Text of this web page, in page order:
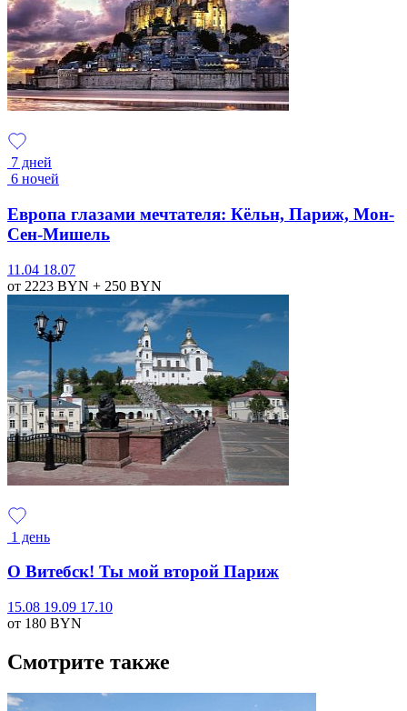
7 дней
6 ночей
Европа глазами мечтателя: Кёльн, Париж, Мон-
Сен-Мишель
11.04 18.07
от 2223 BYN + 250 BYN
1 день
О Витебск! Ты мой второй Париж
15.08 19.09 17.10
от 180 BYN
Смотрите также